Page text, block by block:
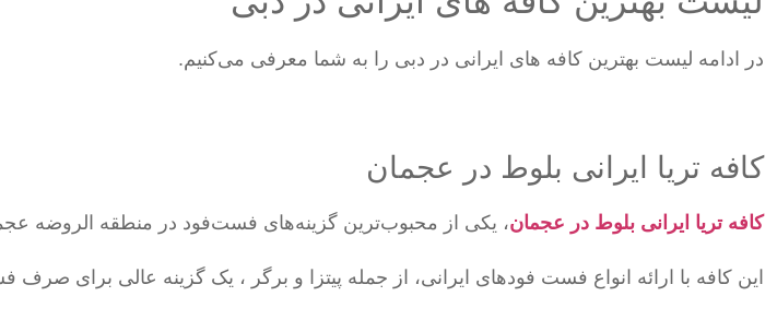
در ادامه لیست بهترین کافه های ایرانی در دبی را به شما معرفی می‌کنیم.
کافه تریا ایرانی بلوط در عجمان
کافه تریا ایرانی بلوط در عجمان، یکی از محبوب‌ترین گزینه‌های فست‌فود در منطقه الروضه
این کافه با ارائه انواع فست فودهای ایرانی، از جمله پیتزا و برگر ، یک گزینه عالی برای